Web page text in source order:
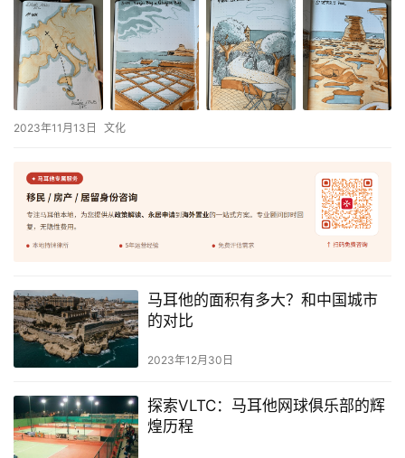
2023年11月13日 文化
马耳他的面积有多大？和中国城市
的对比
2023年12月30日
探索VLTC：马耳他网球俱乐部的辉
煌历程